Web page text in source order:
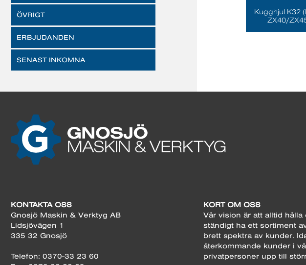
ÖVRIGT
ERBJUDANDEN
SENAST INKOMNA
Kugghjul K32
ZX40/
KONTAKTA OSS
Gnosjö Maskin & Verktyg AB
Lidsjövägen 1
335 32 Gnosjö
Telefon: 0370-33 23 60
KORT OM OSS
Vår vision är att alltid
ständigt ha ett sortiment
brett spektra av kunder.
återkommande kunder i
privatpersoner upp till